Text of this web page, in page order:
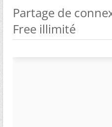
Partage de
Free illimité